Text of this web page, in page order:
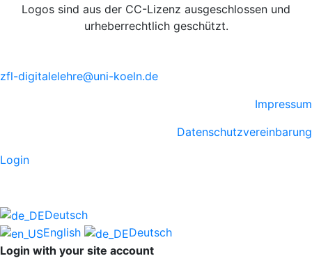
Logos sind aus der CC-Lizenz ausgeschlossen und
urheberrechtlich geschützt.
zfl-digitalelehre@uni-koeln.de
Impressum
Datenschutzvereinbarung
Login
Deutsch
English
Deutsch
Login with your site account